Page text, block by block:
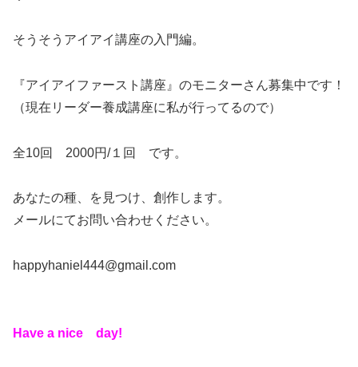
そうそうアイアイ講座の入門編。
『アイアイファースト講座』のモニターさん募集中です！
（現在リーダー養成講座に私が行ってるので）
全10回 2000円/１回 です。
あなたの種、を見つけ、創作します。
メールにてお問い合わせください。
happyhaniel444@gmail.com
Have a nice day!